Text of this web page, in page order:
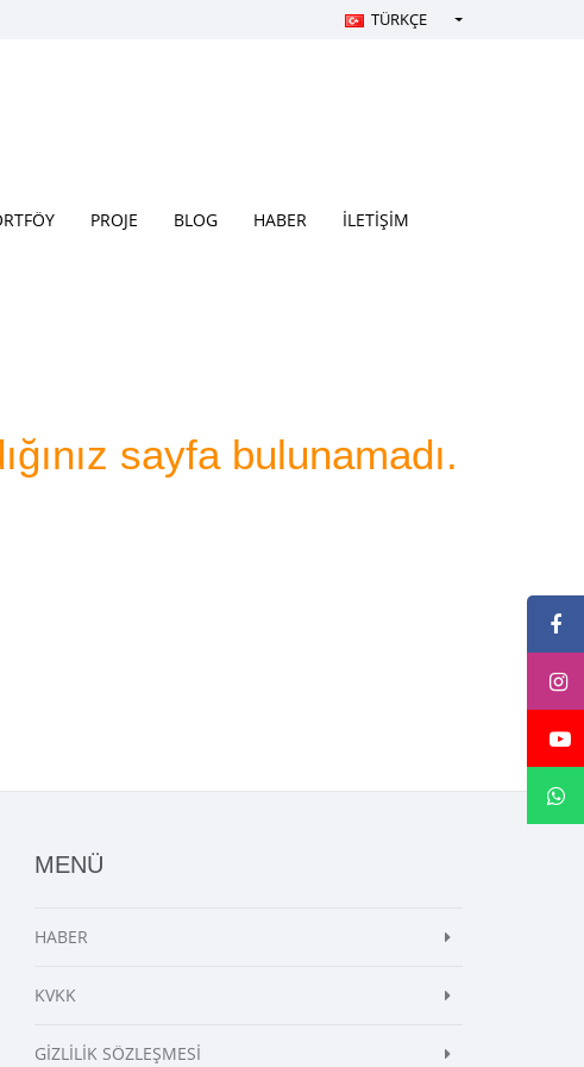
TÜRKÇE
PROJE BLOG HABER İLETİŞİM
sayfa bulunamadı.
MENÜ
HABER
KVKK
GİZLİLİK SÖZLEŞMESİ